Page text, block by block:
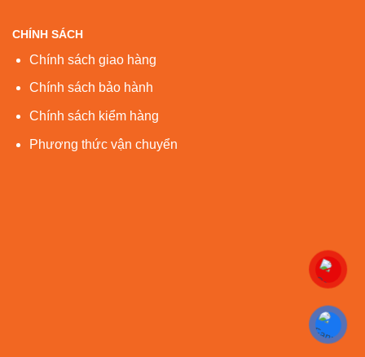
CHÍNH SÁCH
Chính sách giao hàng
Chính sách bảo hành
Chính sách kiểm hàng
Phương thức vận chuyển